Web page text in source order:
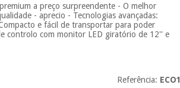
a preço surpreendente - O melhor
- aprecio - Tecnologias avançadas:
e fácil de transportar para poder
controlo com monitor LED giratório de 12'' e
Referência: ECO1